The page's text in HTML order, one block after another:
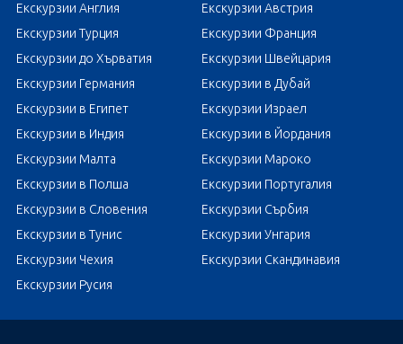
Екскурзии Англия
Екскурзии Австрия
Екскурзии Турция
Екскурзии Франция
Екскурзии до Хърватия
Екскурзии Швейцария
Екскурзии Германия
Екскурзии в Дубай
Екскурзии в Египет
Екскурзии Израел
Екскурзии в Индия
Екскурзии в Йордания
Екскурзии Малта
Екскурзии Мароко
Екскурзии в Полша
Екскурзии Португалия
Екскурзии в Словения
Екскурзии Сърбия
Екскурзии в Тунис
Екскурзии Унгария
Екскурзии Чехия
Екскурзии Скандинавия
Екскурзии Русия